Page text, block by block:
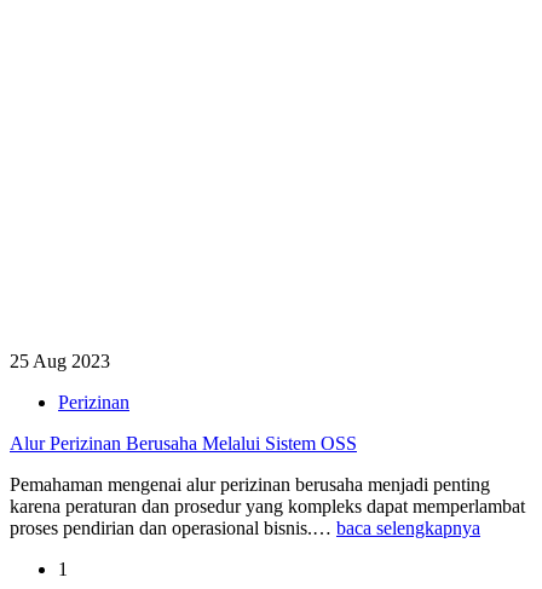
25 Aug 2023
Perizinan
Alur Perizinan Berusaha Melalui Sistem OSS
Pemahaman mengenai alur perizinan berusaha menjadi penting
karena peraturan dan prosedur yang kompleks dapat memperlambat
proses pendirian dan operasional bisnis.… baca selengkapnya
1